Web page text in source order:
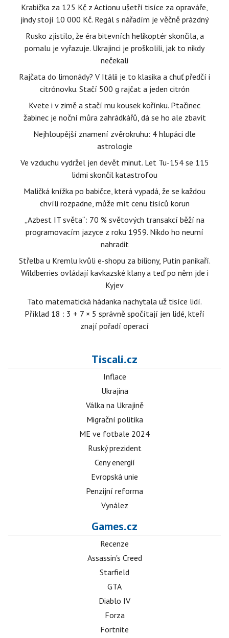
Krabička za 125 Kč z Actionu ušetří tisíce za opraváře,
jindy stojí 10 000 Kč. Regál s nářadím je věčně prázdný
Rusko zjistilo, že éra bitevních helikoptér skončila, a
pomalu je vyřazuje. Ukrajinci je proškolili, jak to nikdy
nečekali
Rajčata do limonády? V Itálii je to klasika a chuť předčí i
citrónovku. Stačí 500 g rajčat a jeden citrón
Kvete i v zimě a stačí mu kousek kořínku. Ptačinec
žabinec je noční můra zahrádkářů, dá se ho ale zbavit
Nejhloupější znamení zvěrokruhu: 4 hlupáci dle
astrologie
Ve vzduchu vydržel jen devět minut. Let Tu-154 se 115
lidmi skončil katastrofou
Maličká knížka po babičce, která vypadá, že se každou
chvíli rozpadne, může mít cenu tisíců korun
„Azbest IT světa“: 70 % světových transakcí běží na
programovacím jazyce z roku 1959. Nikdo ho neumí
nahradit
Střelba u Kremlu kvůli e-shopu za biliony, Putin panikaří.
Wildberries ovládají kavkazské klany a teď po něm jde i
Kyjev
Tato matematická hádanka nachytala už tisíce lidí.
Příklad 18 : 3 + 7 × 5 správně spočítají jen lidé, kteří
znají pořadí operací
Tiscali.cz
Inflace
Ukrajina
Válka na Ukrajině
Migrační politika
ME ve fotbale 2024
Ruský prezident
Ceny energií
Evropská unie
Penzijní reforma
Vynález
Games.cz
Recenze
Assassin's Creed
Starfield
GTA
Diablo IV
Forza
Fortnite